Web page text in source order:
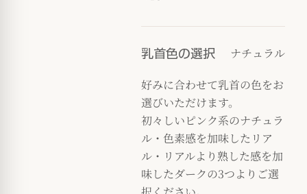
乳首色の選択
ナチュラル
好みに合わせて乳首の色をお
選びいただけます。
初々しいピンク系のナチュラ
ル・色素感を加味したリア
ル・リアルより熟した感を加
味したダークの3つよりご選